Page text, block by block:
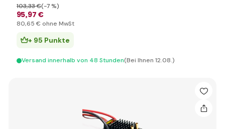
95,97 €
103,33 €(-7 %)
80,65 € ohne MwSt
+ 95 Punkte
Versand innerhalb von 48 Stunden(Bei Ihnen 12.08.)